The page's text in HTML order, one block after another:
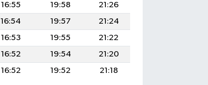
16:55 19:58
21:26
16:54 19:57
21:24
16:53 19:55
21:22
16:52 19:54
21:20
16:52 19:52 21:18